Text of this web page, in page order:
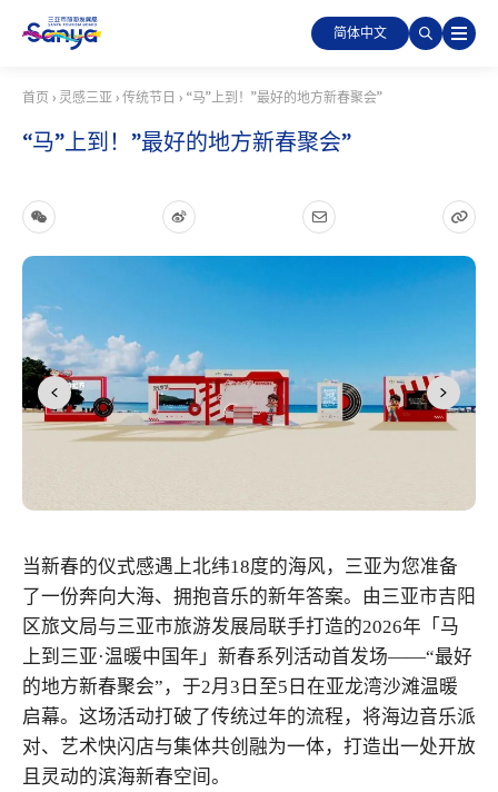
简体中文
首页 › 灵感三亚 › 传统节日 › “马”上到！”最好的地方新春聚会”
“马”上到！”最好的地方新春聚会”
当新春的仪式感遇上北纬18度的海风，三亚为您准备
了一份奔向大海、拥抱音乐的新年答案。由三亚市吉阳
区旅文局与三亚市旅游发展局联手打造的2026年「马
上到三亚·温暖中国年」新春系列活动首发场——“最好
的地方新春聚会”，于2月3日至5日在亚龙湾沙滩温暖
启幕。 这场活动打破了传统过年的流程，将海边音乐派
对、艺术快闪店与集体共创融为一体，打造出一处开放
且灵动的滨海新春空间。